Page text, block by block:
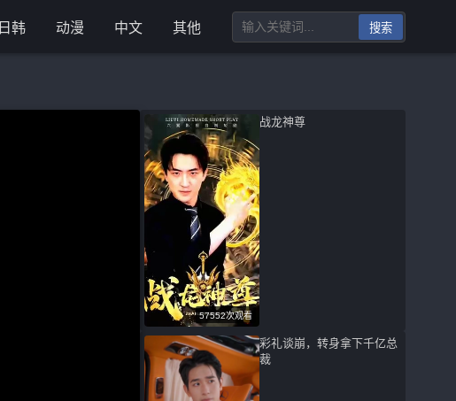
日韩 动漫 中文 其他 搜索
57552次观看
战龙神尊
彩礼谈崩，转身拿下千亿总
裁